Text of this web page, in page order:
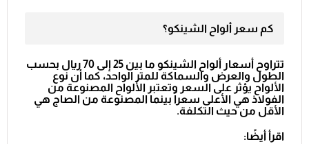
كم سعر ألواح الشينكو؟
تتراوح أسعار ألواح الشينكو ما بين 25 إلى 70 ريال بحسب
الطول والعرض والسماكة للمتر الواحد، كما أن نوع
الألواح يؤثر على السعر وتعتبر الألواح المصنوعة من
الفولاذ هي الأعلى سعراً بينما المصنوعة من الصاج هي
الأقل من حيث التكلفة.
اقرأ أيضًا: